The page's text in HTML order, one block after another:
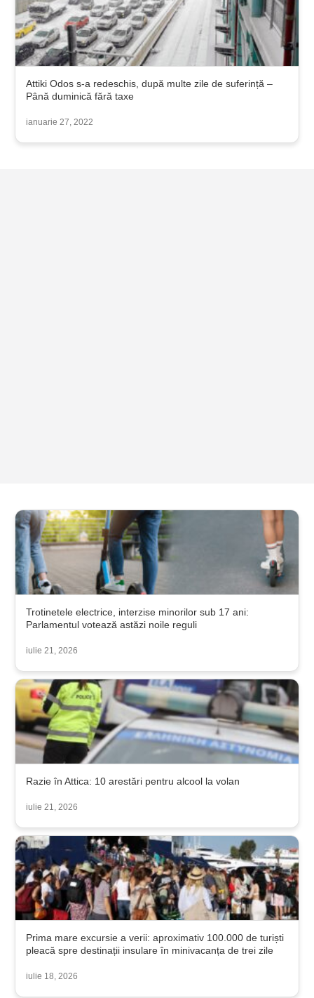
Attiki Odos s-a redeschis, după multe zile de suferință –
Până duminică fără taxe
ianuarie 27, 2022
Trotinetele electrice, interzise minorilor sub 17 ani:
Parlamentul votează astăzi noile reguli
iulie 21, 2026
Razie în Attica: 10 arestări pentru alcool la volan
iulie 21, 2026
Prima mare excursie a verii: aproximativ 100.000 de turiști
pleacă spre destinații insulare în minivacanța de trei zile
iulie 18, 2026